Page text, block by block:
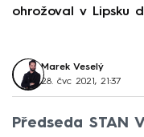
ohrožoval v Lipsku
Marek Veselý
28. čvc 2021, 21:37
Předseda STAN